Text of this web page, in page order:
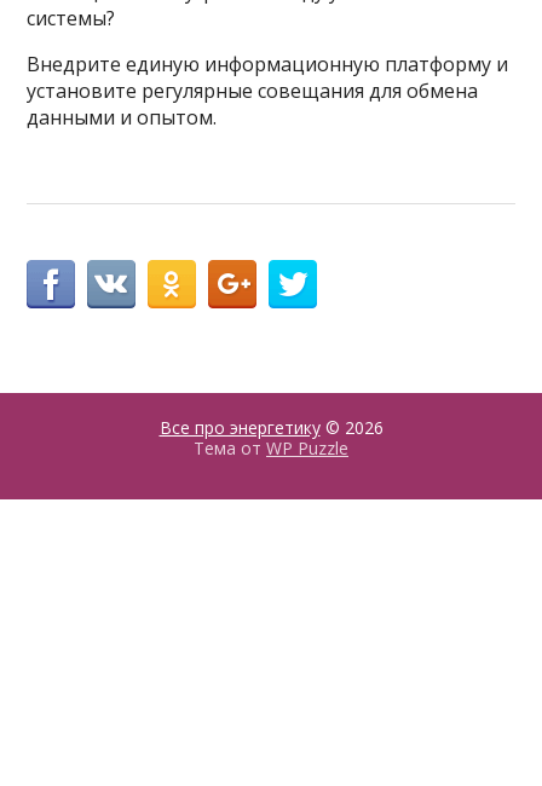
системы?
Внедрите единую информационную платформу и
установите регулярные совещания для обмена
данными и опытом.
Все про энергетику© 2026
Тема от WP Puzzle